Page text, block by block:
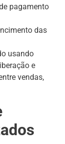
pagamento
das
usando
e
vendas,